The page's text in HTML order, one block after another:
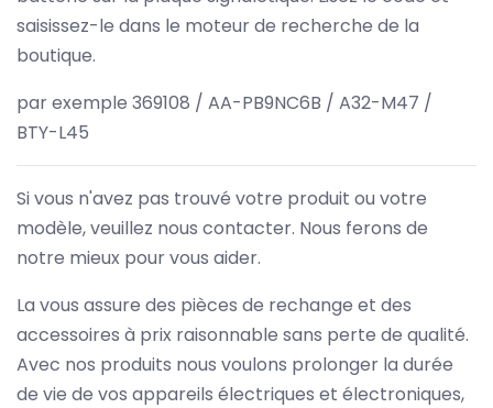
saisissez-le dans le moteur de recherche de la
boutique.
par exemple 369108 / AA-PB9NC6B / A32-M47 /
BTY-L45
Si vous n'avez pas trouvé votre produit ou votre
modèle, veuillez nous contacter. Nous ferons de
notre mieux pour vous aider.
La vous assure des pièces de rechange et des
accessoires à prix raisonnable sans perte de qualité.
Avec nos produits nous voulons prolonger la durée
de vie de vos appareils électriques et électroniques,